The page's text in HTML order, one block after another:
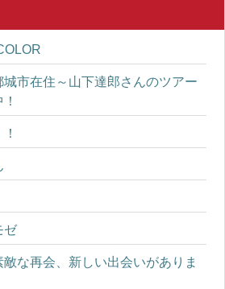
市在住～山下達郎さんのツアー
ゼ
な再会、新しい出会いがありま